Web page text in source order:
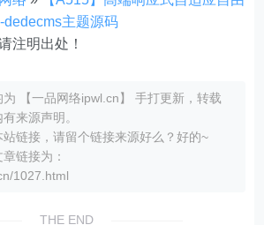
dedecms主题源码
注明出处！
【一品网络ipwl.cn】 手打更新，转载
来源声明。
链接，请留个链接来源好么？好的~
链接为：
1027.html
THE END